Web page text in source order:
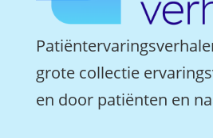
grote collectie
en door patiënten en